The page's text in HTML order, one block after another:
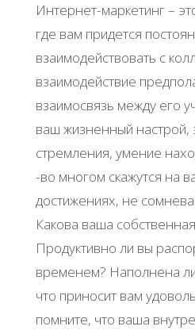
Интернет-маркетинг –
где вам придется
взаимодействовать с
взаимодействие
взаимосвязь между его
ваш жизненный настрой,
стремления, умение
-во многом скажутся на
достижениях, не
Какова ваша
Продуктивно ли вы
временем? Наполнена
что приносит вам
помните, что ваша